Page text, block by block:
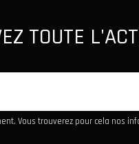
TOUTE
Vous trouverez pour cela nos